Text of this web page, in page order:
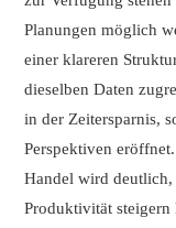
Planungen möglich
einer klareren
dieselben Daten
in der Zeitersparnis,
Perspektiven
Handel wird
Produktivität steigern